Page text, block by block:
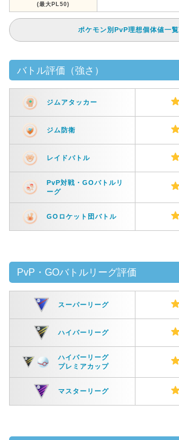
(最大PL50)
ポケモン別PvP理想個体値一覧
バトル評価（強さ）
ジムアタッカー
ジム防衛
レイドバトル
PvP対戦・GOバトルリ
ーグ
GOロケット団バトル
PvP・GOバトルリーグ評価
スーパーリーグ
ハイパーリーグ
ハイパーリーグ
プレミアカップ
マスターリーグ